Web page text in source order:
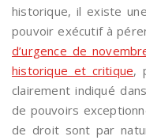
historique, il existe
pouvoir exécutif à
d’urgence de
historique et critique,
clairement indiqué
de pouvoirs
de droit sont par